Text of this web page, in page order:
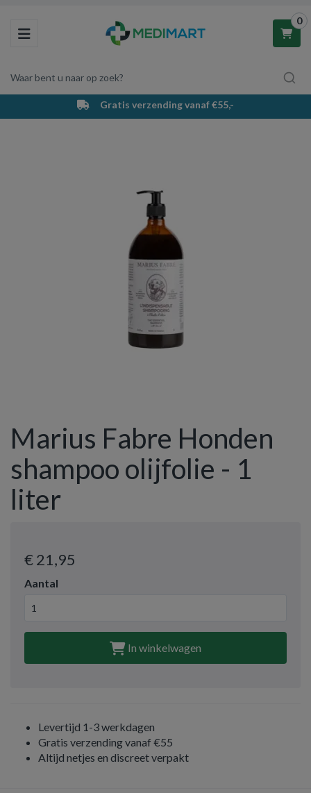
Toggle navigation
Waar bent u naar op zoek?
0
Winkelwagen
Vul hem met producten.
Gratis verzending vanaf €55,-
Marius Fabre Honden
shampoo olijfolie - 1
liter
€ 21,95
Aantal
In winkelwagen
Levertijd 1-3 werkdagen
Gratis verzending vanaf €55
Altijd netjes en discreet verpakt